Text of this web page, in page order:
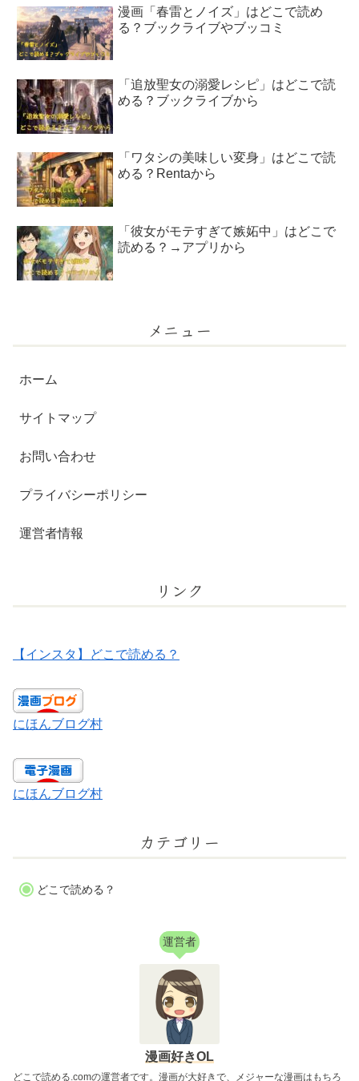
漫画「春雷とノイズ」はどこで読め
る？ブックライブやブッコミ
「追放聖女の溺愛レシピ」はどこで読
める？ブックライブから
「ワタシの美味しい変身」はどこで読
める？Rentaから
「彼女がモテすぎて嫉妬中」はどこで
読める？→アプリから
メニュー
ホーム
サイトマップ
お問い合わせ
プライバシーポリシー
運営者情報
リンク
【インスタ】どこで読める？
にほんブログ村
にほんブログ村
カテゴリー
どこで読める？
運営者
漫画好きOL
どこで読める.comの運営者です。漫画が大好きで、メジャーな漫画はもちろ